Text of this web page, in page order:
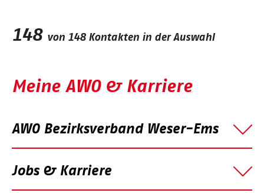
148 von 148Kontakten in der Auswahl
Meine AWO & Karriere
AWO Bezirksverband Weser-Ems
Jobs & Karriere